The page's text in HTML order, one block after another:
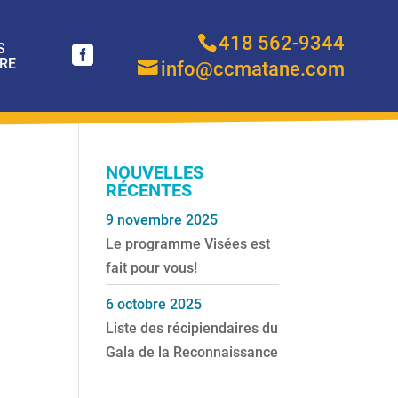
418 562-9344
info@ccmatane.com
NOUVELLES
RÉCENTES
Le programme Visées est
fait pour vous!
9 novembre 2025
Liste des récipiendaires du
Gala de la Reconnaissance
6 octobre 2025